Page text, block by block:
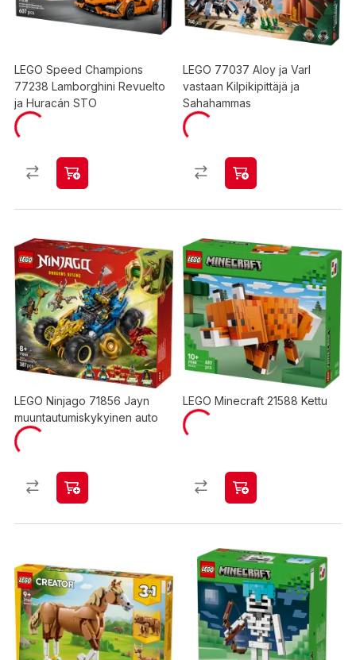
LEGO Speed Champions
77238 Lamborghini Revuelto
ja Huracán STO
LEGO 77037 Aloy ja Varl
vastaan Kilpikipittäjä ja
Sahahammas
LEGO Ninjago 71856 Jayn
muuntautumiskykyinen auto
LEGO Minecraft 21588 Kettu